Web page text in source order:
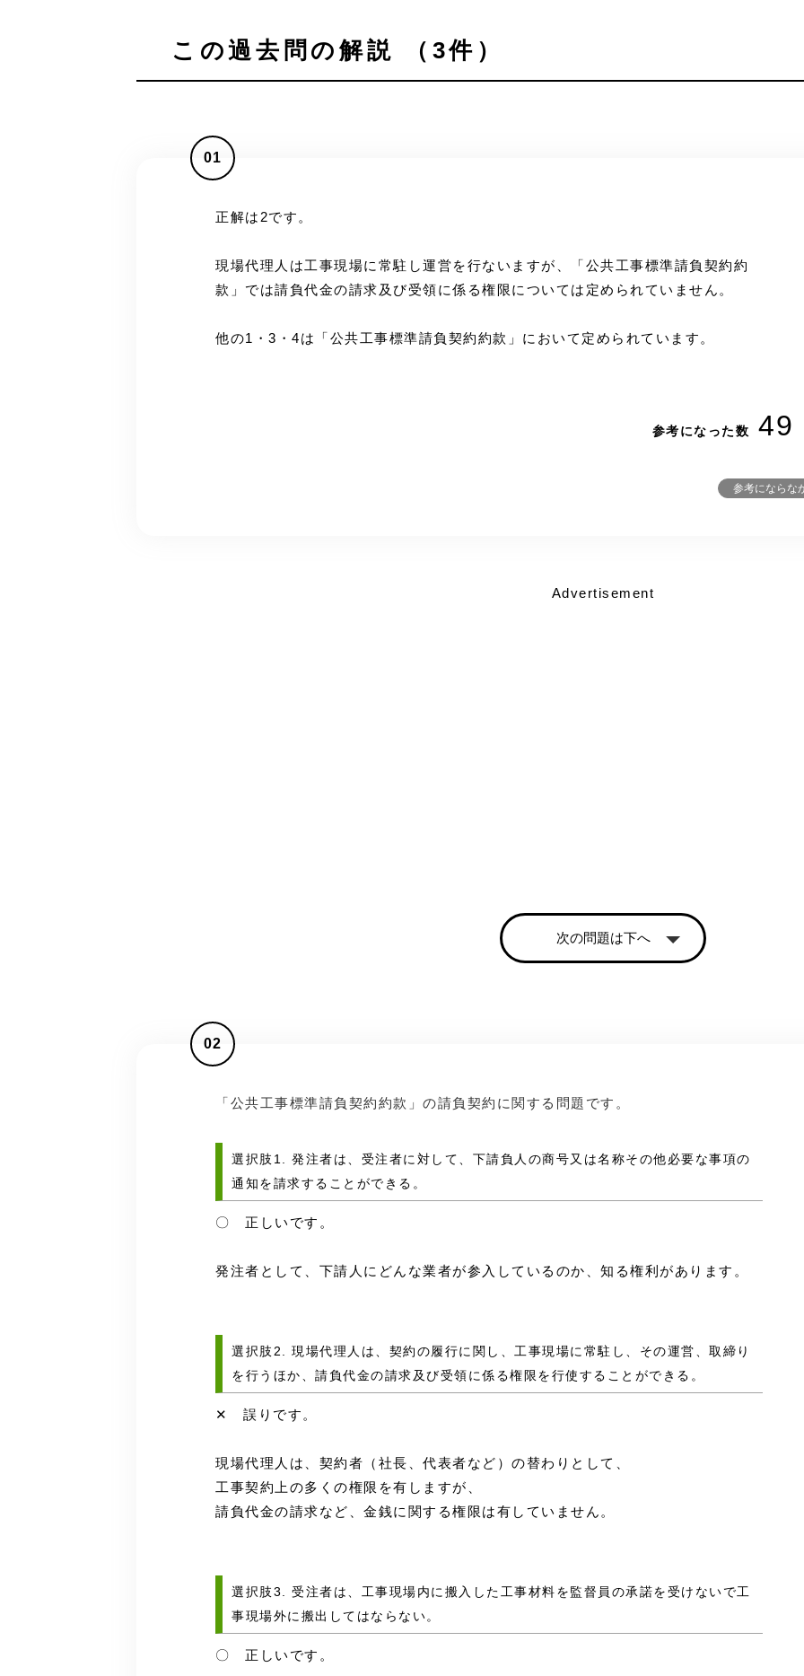
この過去問の解説 （3件）
01
正解は2です。
現場代理人は工事現場に常駐し運営を行ないますが、「公共工事標準請負契約約
款」では請負代金の請求及び受領に係る権限については定められていません。
他の1・3・4は「公共工事標準請負契約約款」において定められています。
参考になった数 49
参考にならな
Advertisement
次の問題は下へ
02
「公共工事標準請負契約約款」の請負契約に関する問題です。
選択肢1. 発注者は、受注者に対して、下請負人の商号又は名称その他必要な事項の
通知を請求することができる。
〇 正しいです。
発注者として、下請人にどんな業者が参入しているのか、知る権利があります。
選択肢2. 現場代理人は、契約の履行に関し、工事現場に常駐し、その運営、取締り
を行うほか、請負代金の請求及び受領に係る権限を行使することができる。
✕ 誤りです。
現場代理人は、契約者（社長、代表者など）の替わりとして、
工事契約上の多くの権限を有しますが、
請負代金の請求など、金銭に関する権限は有していません。
選択肢3. 受注者は、工事現場内に搬入した工事材料を監督員の承諾を受けないで工
事現場外に搬出してはならない。
〇 正しいです。